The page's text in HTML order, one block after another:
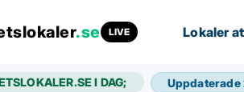
.se LIVE Lokaler
I DAG;